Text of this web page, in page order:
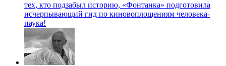
тех, кто подзабыл историю, «Фонтанка» подготовила
исчерпывающий гид по киновоплощениям человека-
паука!